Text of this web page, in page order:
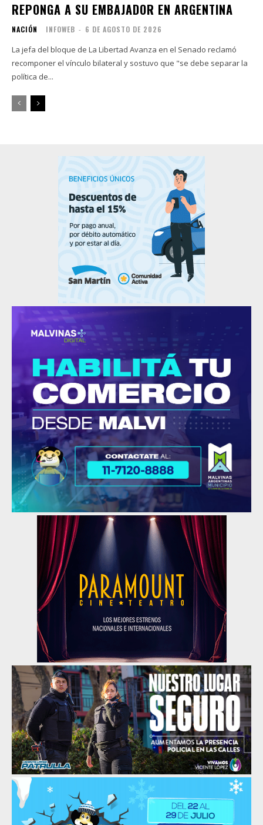
REPONGA A SU EMBAJADOR EN ARGENTINA
NACIÓN INFOWEB - 6 DE AGOSTO DE 2026
La jefa del bloque de La Libertad Avanza en el Senado reclamó
recomponer el vínculo bilateral y sostuvo que "se debe separar la
política de...